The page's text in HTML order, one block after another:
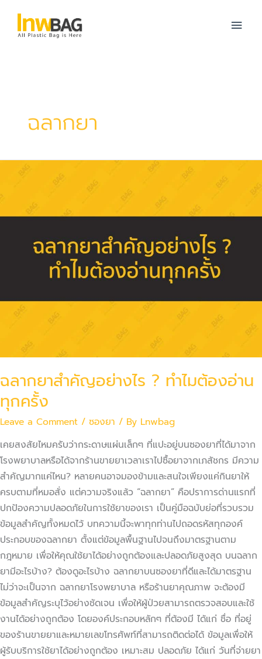
content
MAIN
ฉลากยา
ฉลากยาสำคัญอย่างไร ? ทำไมต้องอ่าน
ทุกครั้ง
Leave a Comment / ซองยา / By Lnwbag
เคยสงสัยไหมครับว่ากระดาษแผ่นเล็กๆ ที่แปะอยู่บนซองยาที่ได้มาจาก
โรงพยาบาลหรือได้จากร้านขายยาเวลาเราไปซื้อยาจากเภสัชกร มีความ
สำคัญมากแค่ไหน? หลายคนอาจมองข้ามและสนใจเพียงแค่กินยาให้
ครบตามที่หมอสั่ง แต่ความจริงแล้ว “ฉลากยา” คือปราการด่านแรกที่
ปกป้องความปลอดภัยในการใช้ยาของเรา เป็นคู่มือฉบับย่อที่รวบรวม
ข้อมูลสำคัญทั้งหมดไว้ บทความนี้จะพาทุกท่านไปถอดรหัสทุกองค์
ประกอบของฉลากยา ตั้งแต่ข้อมูลพื้นฐานไปจนถึงมาตรฐานตาม
กฎหมาย เพื่อให้คุณใช้ยาได้อย่างถูกต้องและปลอดภัยสูงสุด บนฉลาก
ยามีอะไรบ้าง? ต้องดูอะไรบ้าง ฉลากยาบนซองยาที่ดีและได้มาตรฐาน
ไม่ว่าจะเป็นจาก ฉลากยาโรงพยาบาล หรือร้านยาคุณภาพ จะต้องมี
ข้อมูลสำคัญระบุไว้อย่างชัดเจน เพื่อให้ผู้ป่วยสามารถตรวจสอบและใช้
งานได้อย่างถูกต้อง โดยองค์ประกอบหลักๆ ที่ต้องมี ได้แก่ ชื่อ ที่อยู่
ของร้านขายยาและหมายเลขโทรศัพท์ที่สามารถติดต่อได้ ข้อมูลเพื่อให้
ผู้รับบริการใช้ยาได้อย่างถูกต้อง เหมาะสม ปลอดภัย ได้แก่ วันที่จ่ายยา
อย่างไร